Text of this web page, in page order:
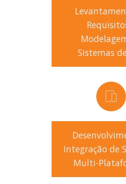
Sistemas
Integração de
Multi-